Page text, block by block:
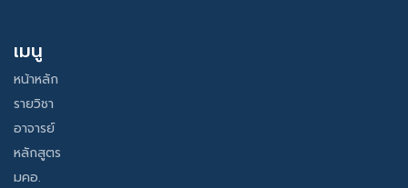
เมนู
หน้าหลัก
รายวิชา
อาจารย์
หลักสูตร
มคอ.